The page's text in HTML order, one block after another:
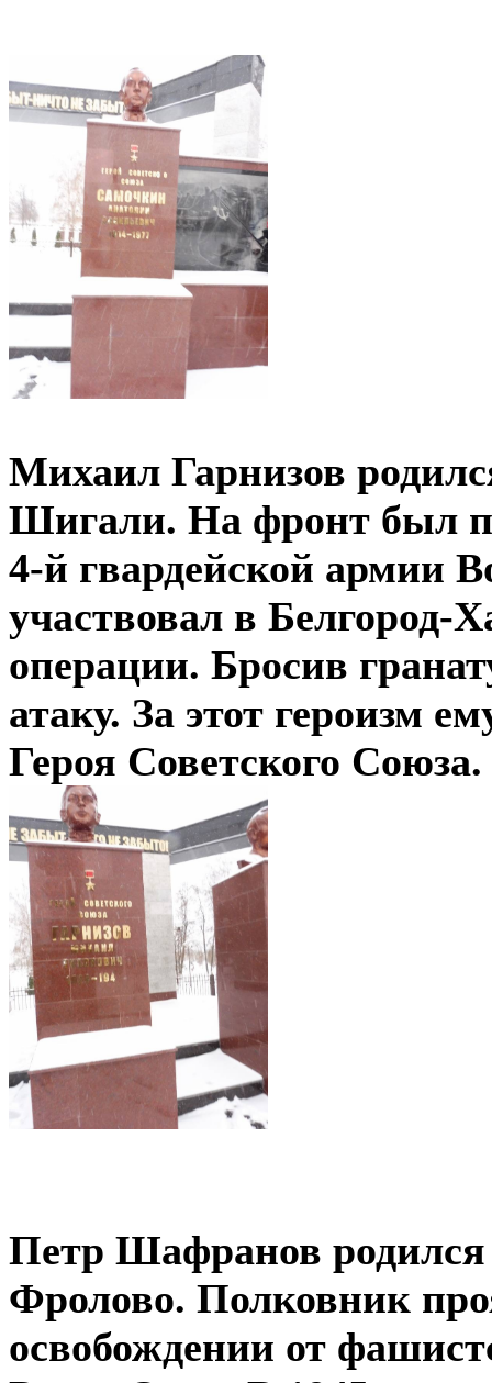
Михаил Гарнизов
Шигали. На фронт был
4-й гвардейской армии
участвовал в Белгород-
операции. Бросив
атаку. За этот героизм
Героя Советского Союза.
Петр Шафранов родился
Фролово. Полковник
освобождении от